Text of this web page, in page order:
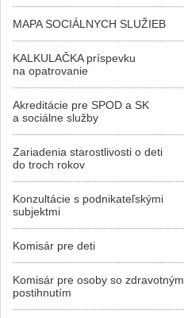
MAPA SOCIÁLNYCH SLUŽIEB
KALKULAČKA príspevku
na opatrovanie
Akreditácie pre SPOD a SK
a sociálne služby
Zariadenia starostlivosti o deti
do troch rokov
Konzultácie s podnikateľskými
subjektmi
Komisár pre deti
Komisár pre osoby so zdravotným
postihnutím